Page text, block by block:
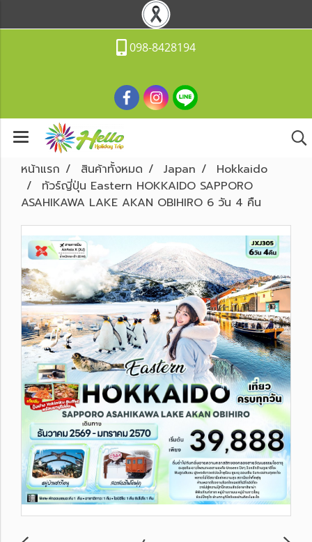
098-8428194
หน้าแรก สินค้าทั้งหมด Japan
Hokkaido
ทัวร์ญี่ปุ่น Eastern HOKKAIDO SAPPORO
ASAHIKAWA LAKE AKAN OBIHIRO 6 วัน 4 คืน